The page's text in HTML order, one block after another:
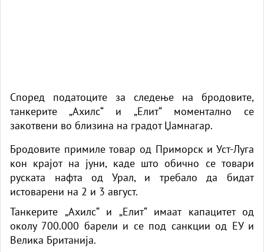
Според податоците за следење на бродовите,
танкерите „Ахилс“ и „Елит“ моментално се
закотвени во близина на градот Џамнагар.
Бродовите примиле товар од Приморск и Уст-Луга
кон крајот на јуни, каде што обично се товари
руската нафта од Урал, и требало да бидат
истоварени на 2 и 3 август.
Танкерите „Ахилс“ и „Елит“ имаат капацитет од
околу 700.000 барели и се под санкции од ЕУ и
Велика Британија.